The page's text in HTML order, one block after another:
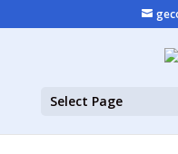
Select Page